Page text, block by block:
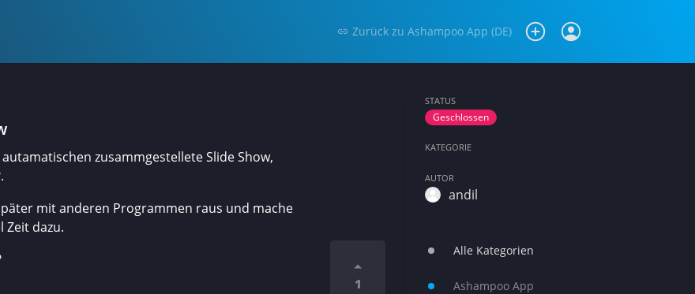
Zurück zu Ashampoo App (DE)
zusammgestellete Slide Show,
mit anderen Programmen raus und mache
Zeit dazu.
1
STATUS
Geschlossen
KATEGORIE
AUTOR
andil
Alle Kategorien
Ashampoo App